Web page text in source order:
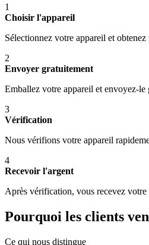
1
Choisir l'appareil
Sélectionnez votre appareil et
2
Envoyer gratuitement
Emballez votre appareil et envoyez-le
3
Vérification
Nous vérifions votre appareil
4
Recevoir l'argent
Après vérification, vous recevez votre
Pourquoi les clients
Ce qui nous distingue